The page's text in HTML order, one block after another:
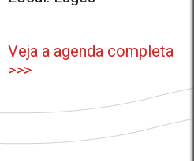
Veja a agenda completa
>>>